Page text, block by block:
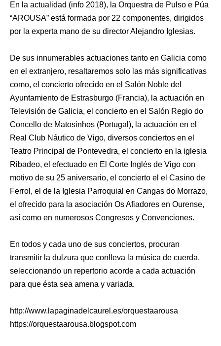
En la actualidad (info 2018), la Orquestra de Pulso e Púa
“AROUSA” está formada por 22 componentes, dirigidos
por la experta mano de su director Alejandro Iglesias.
De sus innumerables actuaciones tanto en Galicia como
en el extranjero, resaltaremos solo las más significativas
como, el concierto ofrecido en el Salón Noble del
Ayuntamiento de Estrasburgo (Francia), la actuación en
Televisión de Galicia, el concierto en el Salón Regio do
Concello de Matosinhos (Portugal), la actuación en el
Real Club Náutico de Vigo, diversos conciertos en el
Teatro Principal de Pontevedra, el concierto en la iglesia
Ribadeo, el efectuado en El Corte Inglés de Vigo con
motivo de su 25 aniversario, el concierto el el Casino de
Ferrol, el de la Iglesia Parroquial en Cangas do Morrazo,
el ofrecido para la asociación Os Afiadores en Ourense,
así como en numerosos Congresos y Convenciones.
En todos y cada uno de sus conciertos, procuran
transmitir la dulzura que conlleva la música de cuerda,
seleccionando un repertorio acorde a cada actuación
para que ésta sea amena y variada.
http://www.lapaginadelcaurel.es/orquestaarousa
https://orquestaarousa.blogspot.com